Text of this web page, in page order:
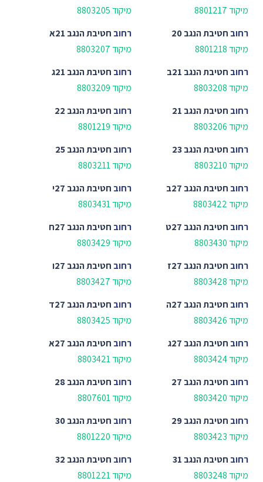
מיקוד 8801217
מיקוד 8803205
רחוב חטיבת הנגב 20
מיקוד 8801218
רחוב חטיבת הנגב 21א
מיקוד 8803207
רחוב חטיבת הנגב 21ב
מיקוד 8803208
רחוב חטיבת הנגב 21ג
מיקוד 8803209
רחוב חטיבת הנגב 21
מיקוד 8803206
רחוב חטיבת הנגב 22
מיקוד 8801219
רחוב חטיבת הנגב 23
מיקוד 8803210
רחוב חטיבת הנגב 25
מיקוד 8803211
רחוב חטיבת הנגב 27ב
מיקוד 8803422
רחוב חטיבת הנגב 27י
מיקוד 8803431
רחוב חטיבת הנגב 27ט
מיקוד 8803430
רחוב חטיבת הנגב 27ח
מיקוד 8803429
רחוב חטיבת הנגב 27ז
מיקוד 8803428
רחוב חטיבת הנגב 27ו
מיקוד 8803427
רחוב חטיבת הנגב 27ה
מיקוד 8803426
רחוב חטיבת הנגב 27ד
מיקוד 8803425
רחוב חטיבת הנגב 27ג
מיקוד 8803424
רחוב חטיבת הנגב 27א
מיקוד 8803421
רחוב חטיבת הנגב 27
מיקוד 8803420
רחוב חטיבת הנגב 28
מיקוד 8807601
רחוב חטיבת הנגב 29
מיקוד 8803423
רחוב חטיבת הנגב 30
מיקוד 8801220
רחוב חטיבת הנגב 31
מיקוד 8803248
רחוב חטיבת הנגב 32
מיקוד 8801221